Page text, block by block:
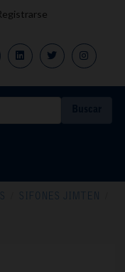
SIFONES JIMTEN